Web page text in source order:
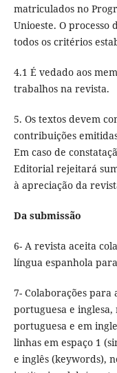
matriculados no
Unioeste. O processo
todos os critérios
4.1 É vedado aos
trabalhos na revista.
5. Os textos devem
contribuições
Em caso de
Editorial rejeitará
à apreciação da
Da submissão
6- A revista aceita
língua espanhola
7- Colaborações
portuguesa e
portuguesa e em
linhas em espaço 1
e inglês (keywords),